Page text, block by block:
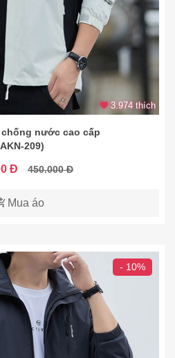
3.974 thích
nước cao cấp
209)
Đ 450.000 Đ
Mua áo
- 10%